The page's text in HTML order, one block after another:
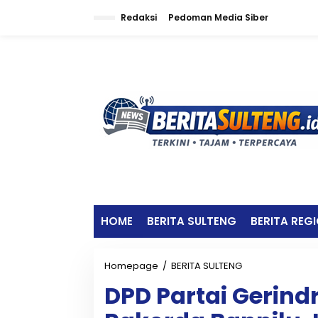
Redaksi Pedoman Media Siber
HOME BERITA SULTENG BERITA
Homepage / BERITA SULTENG
D
P
DPD Partai